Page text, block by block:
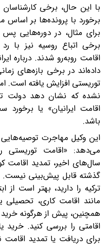
با این حال، برخی
برخورد با پرونده‌ها بر اساس
برای مثال، در دوره‌هایی پس
برخی اتباع روسیه نیز با
اقامت روبه‌رو شدند. درباره
داده‌اند در برخی بازه‌های
توریستی افزایش یافته است.
نشده که نشان دهد دولت
اقامت ایرانیان» یا برخورد
باشد.
این وکیل مهاجرت توصیه‌هایی
می‌دهد: «اقامت توریستی
سال‌های اخیر، تمدید اقامت
گذشته قابل پیش‌بینی نیست.
ترکیه را دارید، بهتر است از
مانند اقامت کاری، تحصیلی
همچنین، پیش از هرگونه
اقامتی را بررسی کنید. خرید
برای دریافت یا تمدید